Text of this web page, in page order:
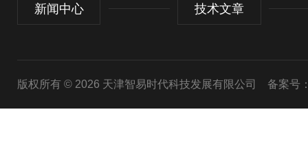
新闻中心 技术文章
版权所有 © 2026 天津智易时代科技发展有限公司 备案号